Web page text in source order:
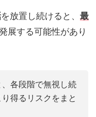
を放置し続けると、 最
展する可能性があり
各段階で無視し続
得るリスクをまと